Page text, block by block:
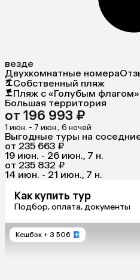
везде
Двухкомнатные номера
Собственный пляж
Пляж с «Голубым флагом»
Большая территория
от 196 993 ₽
1 июн. - 7 июн., 6 ночей
Выгодные туры на
от 235 663 ₽
19 июн. - 26 июн., 7 н.
от 235 832 ₽
14 июн. - 21 июн., 7 н.
Как купить тур
Подбор, оплата, документы
Кешбэк + 3 506